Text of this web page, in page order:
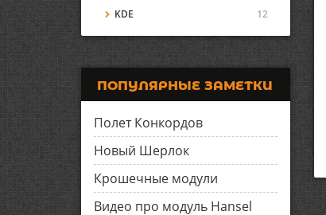
KDE
12
ПОПУЛЯРНЫЕ ЗАМЕТКИ
Полет Конкордов
Новый Шерлок
Крошечные модули
Видео про модуль Hansel